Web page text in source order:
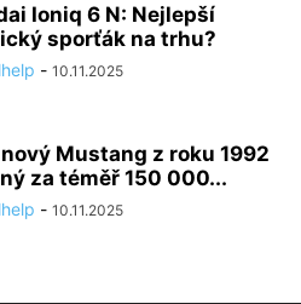
Ioniq 6 N: Nejlepší
sporťák na trhu?
- 10.11.2025
Mustang z roku 1992
za téměř 150 000...
- 10.11.2025